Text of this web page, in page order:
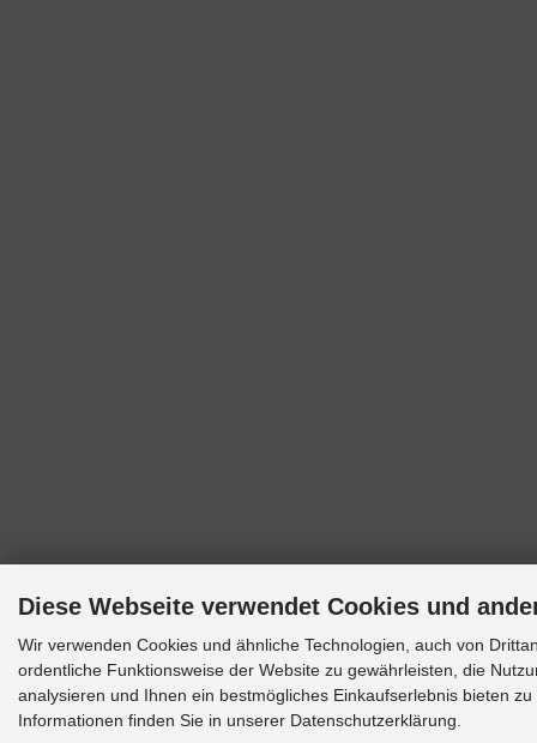
Diese Webseite verwendet Cookies und
Wir verwenden Cookies und ähnliche Technologien, auch von
ordentliche Funktionsweise der Website zu gewährleisten, die
analysieren und Ihnen ein bestmögliches Einkaufserlebnis bieten
Informationen finden Sie in unserer Datenschutzerklärung.